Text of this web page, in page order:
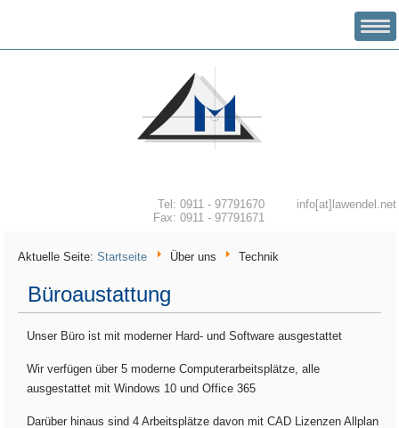
Tel: 0911 - 97791670
Fax: 0911 - 97791671
info[at]lawendel.net
Aktuelle Seite:Startseite Über uns Technik
Büroaustattung
Unser Büro ist mit moderner Hard- und Software ausgestattet
Wir verfügen über 5 moderne Computerarbeitsplätze, alle
ausgestattet mit Windows 10 und Office 365
Darüber hinaus sind 4 Arbeitsplätze davon mit CAD Lizenzen Allplan